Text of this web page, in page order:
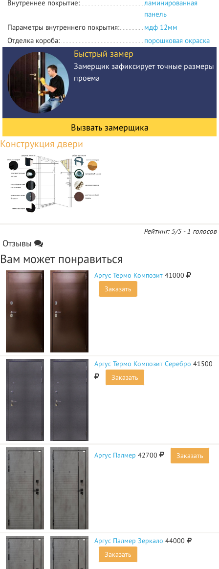
Внутреннее покрытие:
ламинированная
панель
Параметры внутреннего покрытия:
мдф 12мм
Отделка короба:
порошковая окраска
Быстрый замер
Замерщик зафиксирует точные размеры
проема
Вызвать замерщика
Рейтинг:5/5 -1 голосов
Отзывы
Вам может понравиться
Аргус Термо Композит41000
Заказать
Аргус Термо Композит Серебро 41500
Заказать
Аргус Палмер 42700 Заказать
Аргус Палмер Зеркало 44000
Заказать